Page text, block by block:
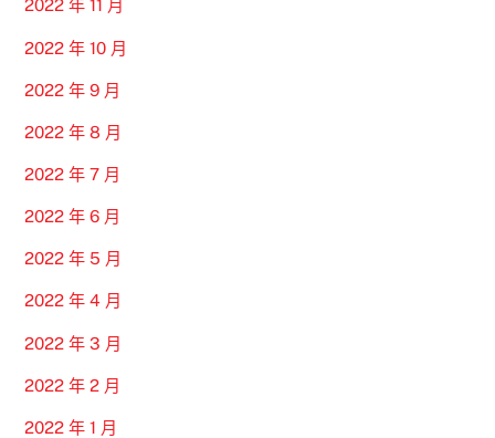
2022 年 11 月
2022 年 10 月
2022 年 9 月
2022 年 8 月
2022 年 7 月
2022 年 6 月
2022 年 5 月
2022 年 4 月
2022 年 3 月
2022 年 2 月
2022 年 1 月